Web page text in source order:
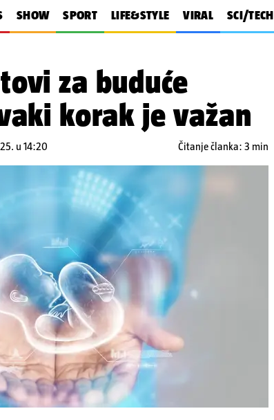
SHOW SPORT LIFE&STYLE VIRAL SCI/TECH
za buduće
korak je važan
u 14:20 Čitanje članka: 3 min